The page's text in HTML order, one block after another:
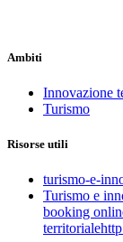
Ambiti
Innovazione
Turismo
Risorse utili
turismo-e-
Turismo e
booking
territoriale